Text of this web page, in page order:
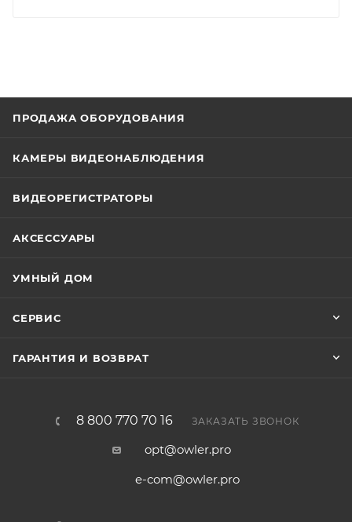
ПРОДАЖА ОБОРУДОВАНИЯ
КАМЕРЫ ВИДЕОНАБЛЮДЕНИЯ
ВИДЕОРЕГИСТРАТОРЫ
АКСЕССУАРЫ
УМНЫЙ ДОМ
СЕРВИС
ГАРАНТИЯ И ВОЗВРАТ
8 800 770 70 16 ЗАКАЗАТЬ ЗВОНОК
opt@owler.pro
e-com@owler.pro